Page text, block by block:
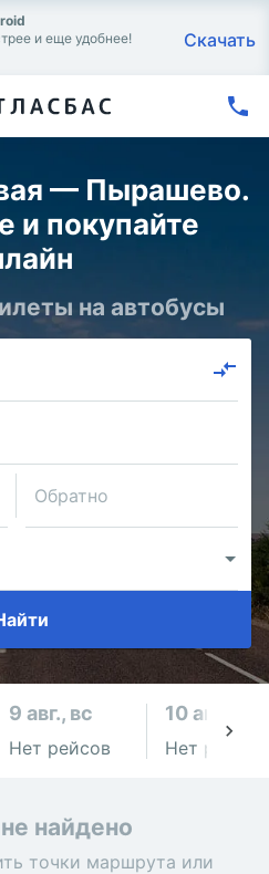
и еще удобнее!
Скачать
— Пырашево.
и покупайте
на автобусы
Обратно
9 авг., вс
Нет рейсов
10 авг., пн
Нет рейсов
найдено
точки маршрута или